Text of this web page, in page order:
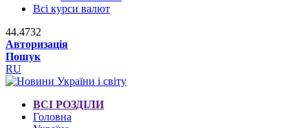
Всі курси валют
44.4732
Авторизація
Пошук
RU
ВСІ РОЗДІЛИ
Головна